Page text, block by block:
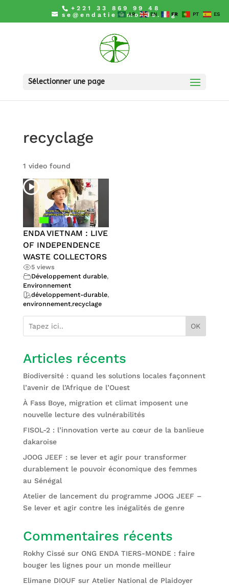
+221 33 869 99 48
se@endatiersmonde.org
Sélectionner une page
recyclage
1 video found
ENDA VIETNAM : LIVE
OF INDEPENDENCE
WASTE COLLECTORS
5 views
Développement durable,
Environnement
développement-durable,
environnement,recyclage
OK
Articles récents
Biodiversité : quand les solutions locales façonnent
l’avenir de l’Afrique de l’Ouest
À Fass Boye, migration et climat imposent une
nouvelle lecture des vulnérabilités
FISOL-2 : l’innovation verte au cœur de la banlieue
dakaroise
JOOG JEEF : se lever et agir pour transformer
durablement le pouvoir économique des femmes
au Sénégal
Atelier de lancement du programme JOOG JEEF –
Se lever et agir contre les inégalités de genre
Commentaires récents
Rokhy Cissésur ONG ENDA TIERS-MONDE : faire
bouger les lignes pour un monde meilleur
Elimane DIOUF sur Atelier National de Plaidoyer
AR EN FR PT ES